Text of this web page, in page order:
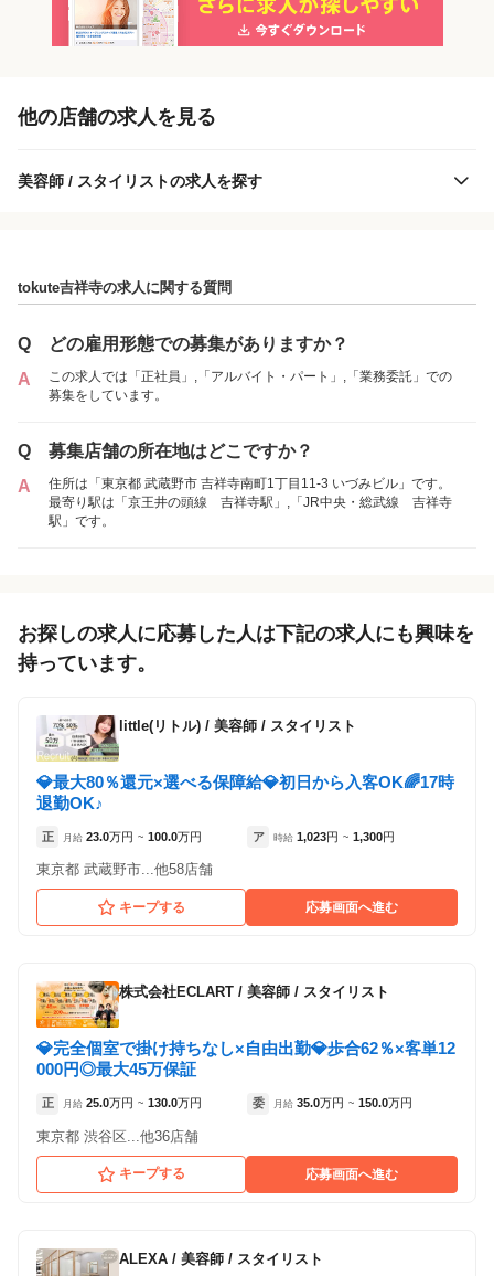
「正社員」を募集している店舗
tokute吉祥寺
1件の店舗
tokute吉祥寺
tokute吉祥寺
各店舗の特色（詳しい給与、一緒に働くスタッフ、サービスメニュー、客層
など）が見られます
件の店舗
tokute吉祥寺
tokute吉祥寺
各店舗の特色（詳しい給与、一緒に働くスタッフ、サービスメニュー、客層
など）が見られます
件の店舗
tokute吉祥寺
他の店舗の求人を見る
美容師 / スタイリストの求人を探す
tokute吉祥寺の求人に関する質問
Q
どの雇用形態での募集がありますか？
A
この求人では「正社員」,「アルバイト・パート」,「業務委託」での
募集をしています。
Q
募集店舗の所在地はどこですか？
A
住所は「東京都 武蔵野市 吉祥寺南町1丁目11-3 いづみビル」です。
最寄り駅は「京王井の頭線 吉祥寺駅」,「JR中央・総武線 吉祥寺
駅」です。
お探しの求人に応募した人は下記の求人にも興味を
持っています。
little(リトル) / 美容師 / スタイリスト
💎最大80％還元×選べる保障給💎初日から入客OK🌈17時
退勤OK♪
正 月給 23.0万円 ~ 100.0万円 ア 時給 1,023円 ~ 1,300円
東京都 武蔵野市...他58店舗
キープする 応募画面へ進む
株式会社ECLART / 美容師 / スタイリスト
💎完全個室で掛け持ちなし×自由出勤💎歩合62％×客単12
000円◎最大45万保証
正 月給 25.0万円 ~ 130.0万円 委 月給 35.0万円 ~ 150.0万円
東京都 渋谷区...他36店舗
キープする 応募画面へ進む
ALEXA / 美容師 / スタイリスト